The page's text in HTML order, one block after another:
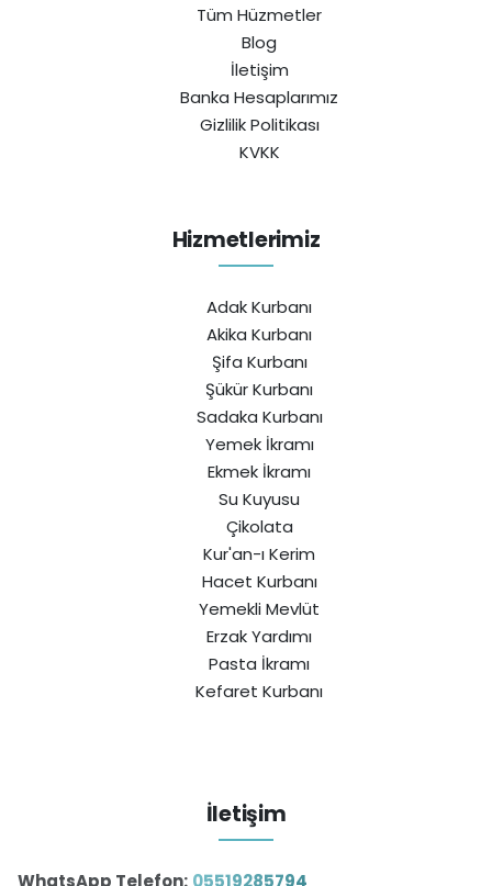
Tüm Hüzmetler
Blog
İletişim
Banka Hesaplarımız
Gizlilik Politikası
KVKK
Hizmetlerimiz
Adak Kurbanı
Akika Kurbanı
Şifa Kurbanı
Şükür Kurbanı
Sadaka Kurbanı
Yemek İkramı
Ekmek İkramı
Su Kuyusu
Çikolata
Kur'an-ı Kerim
Hacet Kurbanı
Yemekli Mevlüt
Erzak Yardımı
Pasta İkramı
Kefaret Kurbanı
İletişim
WhatsApp Telefon: 05519285794